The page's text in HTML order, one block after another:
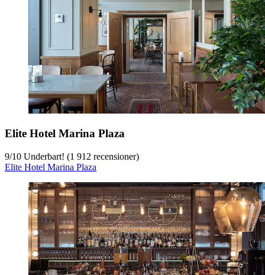
Elite Hotel Marina Plaza
9/10 Underbart! (1 912 recensioner)
Elite Hotel Marina Plaza